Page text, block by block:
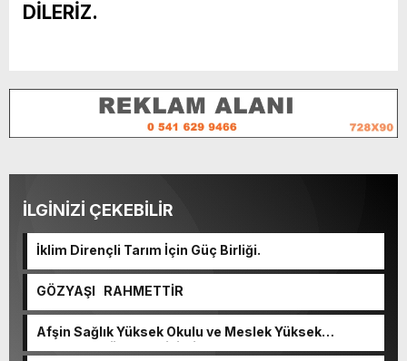
DİLERİZ.
İLGİNİZİ ÇEKEBİLİR
İklim Dirençli Tarım İçin Güç Birliği.
GÖZYAŞI RAHMETTİR
Afşin Sağlık Yüksek Okulu ve Meslek Yüksek
Okulunda görev değişimi!